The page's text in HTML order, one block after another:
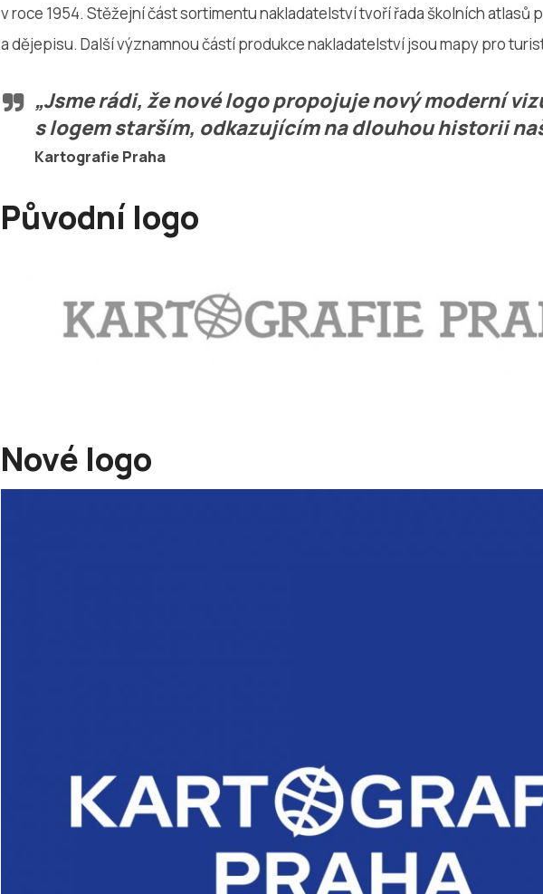
v roce 1954. Stěžejní část sortimentu nakladatelství tvoří řada školních atlasů
a dějepisu. Další významnou částí produkce nakladatelství jsou mapy pro
„Jsme rádi, že nové logo propojuje nový moderní
s logem starším, odkazujícím na dlouhou historii
Kartografie Praha
Původní logo
Nové logo